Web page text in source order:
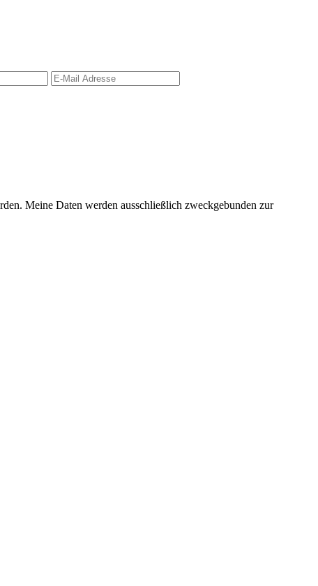
Meine Daten werden ausschließlich zweckgebunden zur